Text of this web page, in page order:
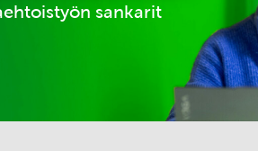
sankarit